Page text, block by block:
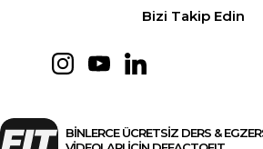
Bizi Takip Edin
BİNLERCE ÜCRETSİZ DERS &